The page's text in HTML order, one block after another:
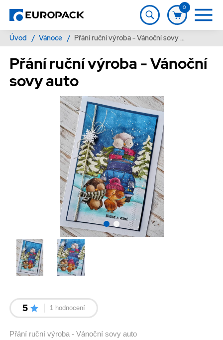
0
Úvod / Vánoce / Přání ruční výroba - Vánoční sovy auto
Přání ruční výroba - Vánoční
sovy auto
5 1 hodnocení
Přání ruční výroba - Vánoční sovy auto